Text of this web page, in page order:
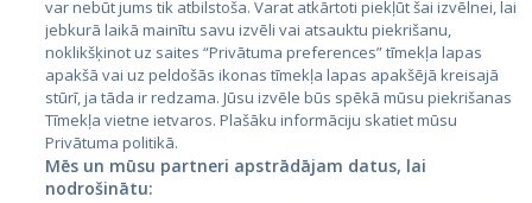
var nebūt jums tik atbilstoša. Varat atkārtoti piekļūt šai izvēlnei, lai
jebkurā laikā mainītu savu izvēli vai atsauktu piekrišanu,
noklikšķinot uz saites “Privātuma preferences” tīmekļa lapas
apakšā vai uz peldošās ikonas tīmekļa lapas apakšējā kreisajā
stūrī, ja tāda ir redzama. Jūsu izvēle būs spēkā mūsu piekrišanas
Tīmekļa vietne ietvaros. Plašāku informāciju skatiet mūsu
Privātuma politikā.
Mēs un mūsu partneri apstrādājam datus, lai
nodrošinātu: